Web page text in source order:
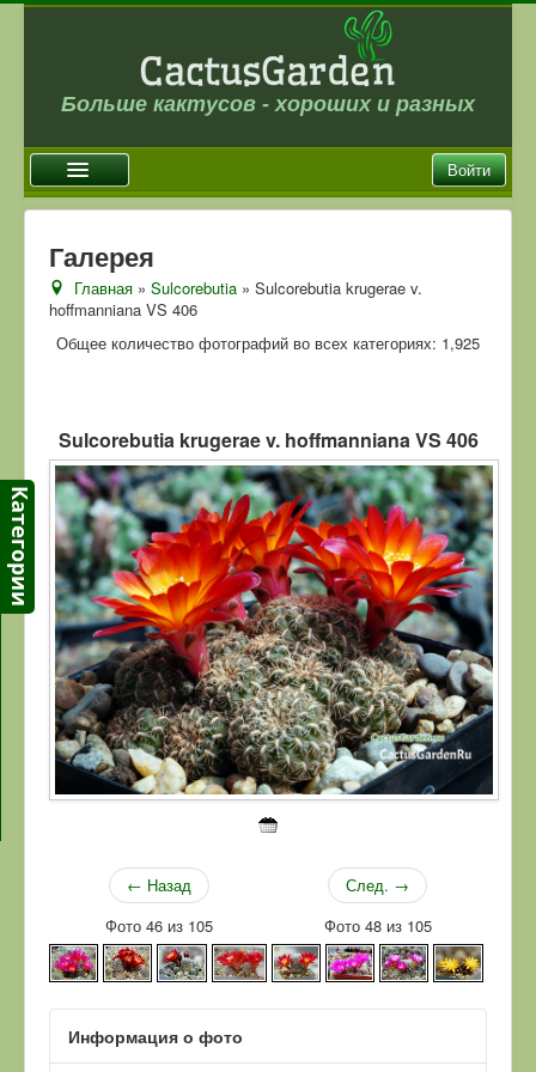
Больше кактусов - хороших и разных
Войти
Новости
Галерея
Магазин
Отзывы
Ссылки
Контакты
Галерея
Главная »Sulcorebutia » Sulcorebutia krugerae v.
hoffmanniana VS 406
Общее количество фотографий во всех категориях: 1,925
Sulcorebutia krugerae v. hoffmanniana VS 406
← Назад
Фото 46 из 105
След. →
Фото 48 из 105
Информация о фото